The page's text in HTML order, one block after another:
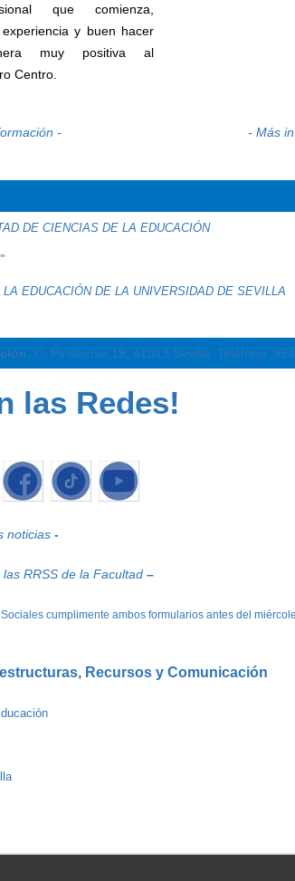
que comienza,
y buen hacer
muy positiva al
Centro.
- - Más
DE CIENCIAS DE LA EDUCACIÓN
EDUCACIÓN DE LA UNIVERSIDAD DE SEVILLA
C. Pirotecnia 19, 41013 Sevilla. Teléfono: 954
las Redes!
noticias-
RRSS de la Facultad –
cumplimente ambos formularios antes del
Recursos y Comunicación